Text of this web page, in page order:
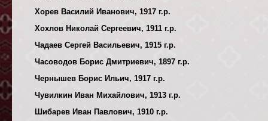
Хорев Василий Иванович, 1917 г.р.
Хохлов Николай Сергеевич, 1911 г.р.
Чадаев Сергей Васильевич, 1915 г.р.
Часоводов Борис Дмитриевич, 1897 г.р.
Чернышев Борис Ильич, 1917 г.р.
Чувилкин Иван Михайлович, 1913 г.р.
Шибарев Иван Павлович, 1910 г.р.